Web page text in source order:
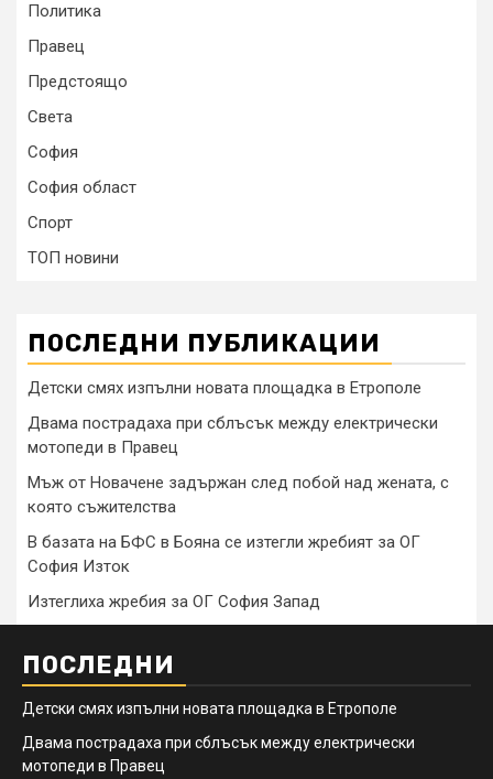
Политика
Правец
Предстоящо
Света
София
София област
Спорт
ТОП новини
ПОСЛЕДНИ ПУБЛИКАЦИИ
Детски смях изпълни новата площадка в Етрополе
Двама пострадаха при сблъсък между електрически
мотопеди в Правец
Мъж от Новачене задържан след побой над жената, с
която съжителства
В базата на БФС в Бояна се изтегли жребият за ОГ
София Изток
Изтеглиха жребия за ОГ София Запад
ПОСЛЕДНИ
Детски смях изпълни новата площадка в Етрополе
Двама пострадаха при сблъсък между електрически
мотопеди в Правец